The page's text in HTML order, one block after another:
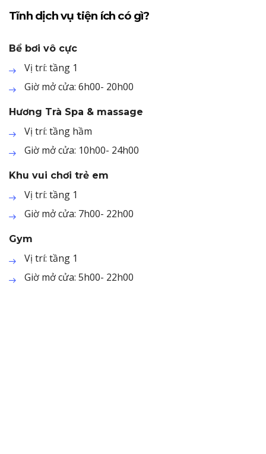
Tĩnh dịch vụ tiện ích có gì?
Bể bơi vô cực
Vị trí: tầng 1
Giờ mở cửa: 6h00- 20h00
Hương Trà Spa & massage
Vị trí: tầng hầm
Giờ mở cửa: 10h00- 24h00
Khu vui chơi trẻ em
Vị trí: tầng 1
Giờ mở cửa: 7h00- 22h00
Gym
Vị trí: tầng 1
Giờ mở cửa: 5h00- 22h00